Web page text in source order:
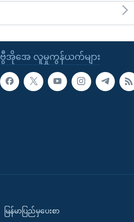
ဗွီအိုအေ လူမှုကွန်ယက်များ
မြန်မာပြည်မှပေးစာ